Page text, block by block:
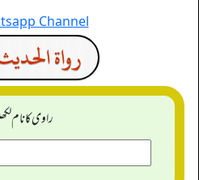
Channel
رواة
راوی کا نام